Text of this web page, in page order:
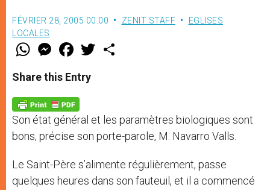
FÉVRIER 28, 2005 00:00 ZENIT STAFF
EGLISES
LOCALES
W
t
s
p
p
M
e
s
e
g
e
r
F
a
e
b
o
k
w
Share this Entry
Son état général et les paramètres biologiques sont
bons, précise son porte-parole, M. Navarro Valls.
Le Saint-Père s’alimente régulièrement, passe
quelques heures dans son fauteuil, et il a commencé